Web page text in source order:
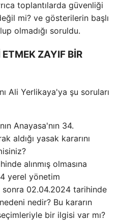
toplantılarda güvenliği
mi? ve gösterilerin başlı
olmadığı soruldu.
ZAYIF BİR
Ali Yerlikaya'ya şu soruları
Anayasa'nın 34.
aldığı yasak kararını
alınmış olmasına
yerel yönetim
sonra 02.04.2024 tarihinde
nedir? Bu kararın
bir ilgisi var mı?